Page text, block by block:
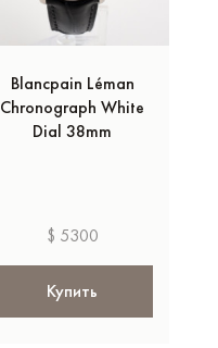
Blancpain Léman
Chronograph White
Dial 38mm
$ 5300
Купить